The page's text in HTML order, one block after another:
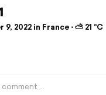
2022 in France ⋅ ⛅ 21 °C